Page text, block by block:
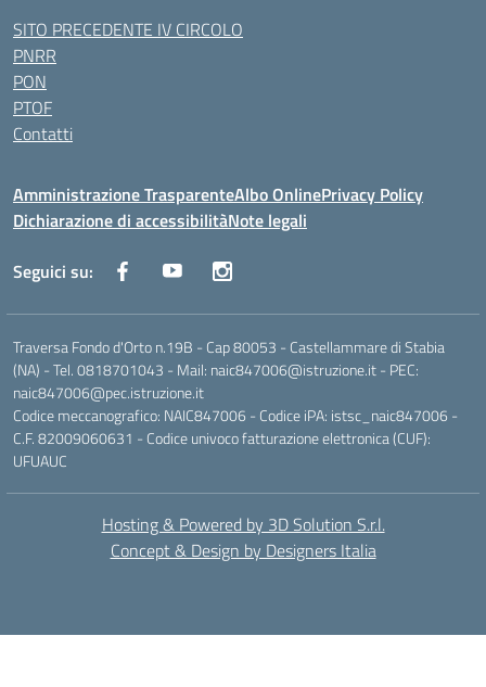
SITO PRECEDENTE IV CIRCOLO
PNRR
PON
PTOF
Contatti
Amministrazione TrasparenteAlbo OnlinePrivacy Policy
Dichiarazione di accessibilitàNote legali
Seguici su:
Traversa Fondo d'Orto n.19B - Cap 80053 - Castellammare di Stabia
(NA) - Tel. 0818701043 - Mail: naic847006@istruzione.it - PEC:
naic847006@pec.istruzione.it
Codice meccanografico: NAIC847006 - Codice iPA: istsc_naic847006 -
C.F. 82009060631 - Codice univoco fatturazione elettronica (CUF):
UFUAUC
Hosting & Powered by 3D Solution S.r.l.
Concept & Design by Designers Italia